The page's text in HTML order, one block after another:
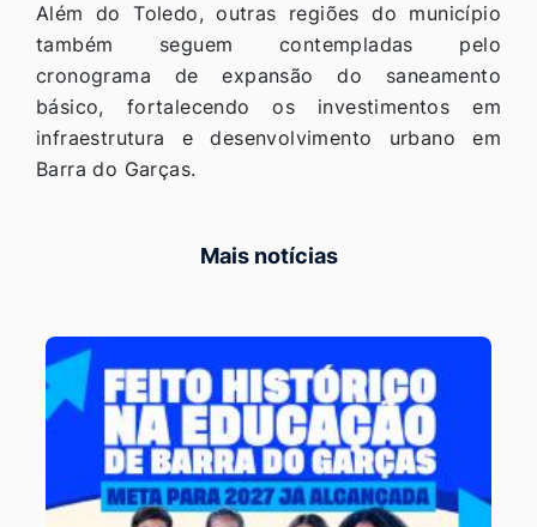
Além do Toledo, outras regiões do município
também seguem contempladas pelo
cronograma de expansão do saneamento
básico, fortalecendo os investimentos em
infraestrutura e desenvolvimento urbano em
Barra do Garças.
Mais notícias